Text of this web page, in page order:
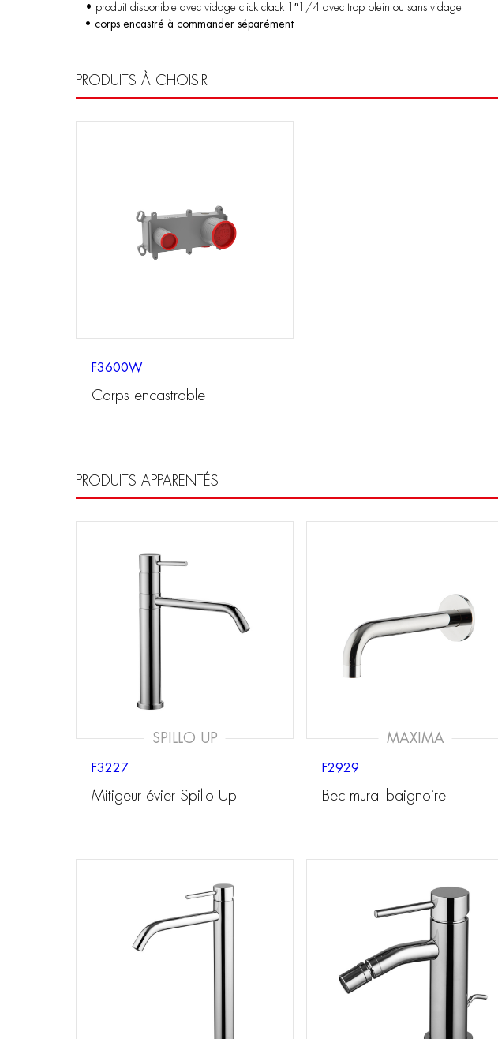
• produit disponible avec vidage click clack 1″1/4 avec trop plein ou sans vidage
• corps encastré à commander séparément
PRODUITS À CHOISIR
F3600W
Corps encastrable
PRODUITS APPARENTÉS
SPILLO UP
F3227
Mitigeur évier Spillo Up
MAXIMA
F2929
Bec mural baignoire